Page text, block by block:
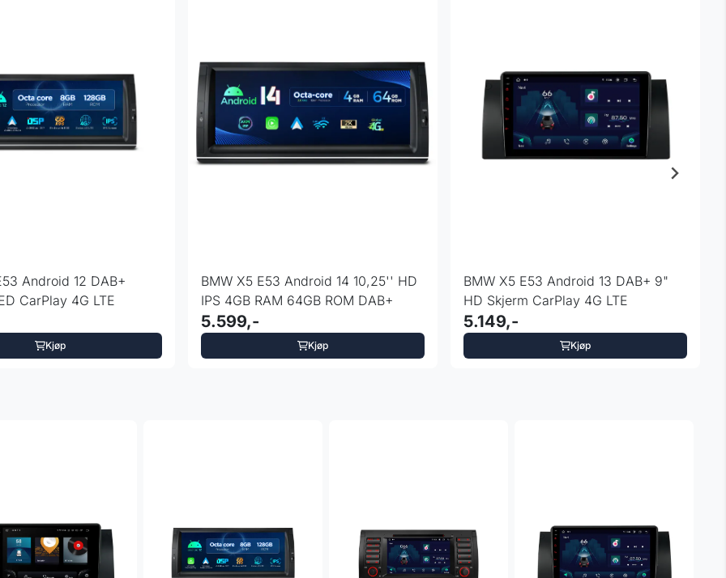
Android 12 DAB+
CarPlay 4G LTE
Kjøp
BMW X5 E53 Android 14 10,25'' HD
IPS 4GB RAM 64GB ROM DAB+
5.599,-
Kjøp
BMW X5 E53 Android 13 DAB+ 9"
HD Skjerm CarPlay 4G LTE
5.149,-
Kjøp